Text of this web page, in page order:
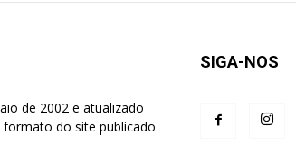
de 2002 e atualizado
do site publicado
SIGA-NOS